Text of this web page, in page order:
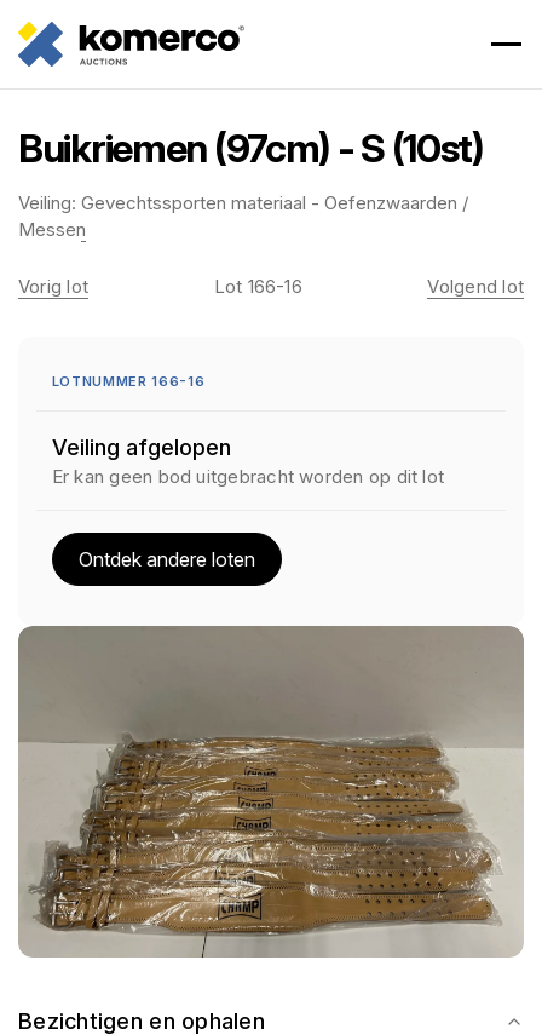
Buikriemen (97cm) - S (10st)
Veiling: Gevechtssporten materiaal - Oefenzwaarden /
Messen
Bezichtigen en ophalen
Vorig lot Lot 166-16 Volgend lot
LOTNUMMER 166-16
Veiling afgelopen
Er kan geen bod uitgebracht worden op dit lot
Ontdek andere loten